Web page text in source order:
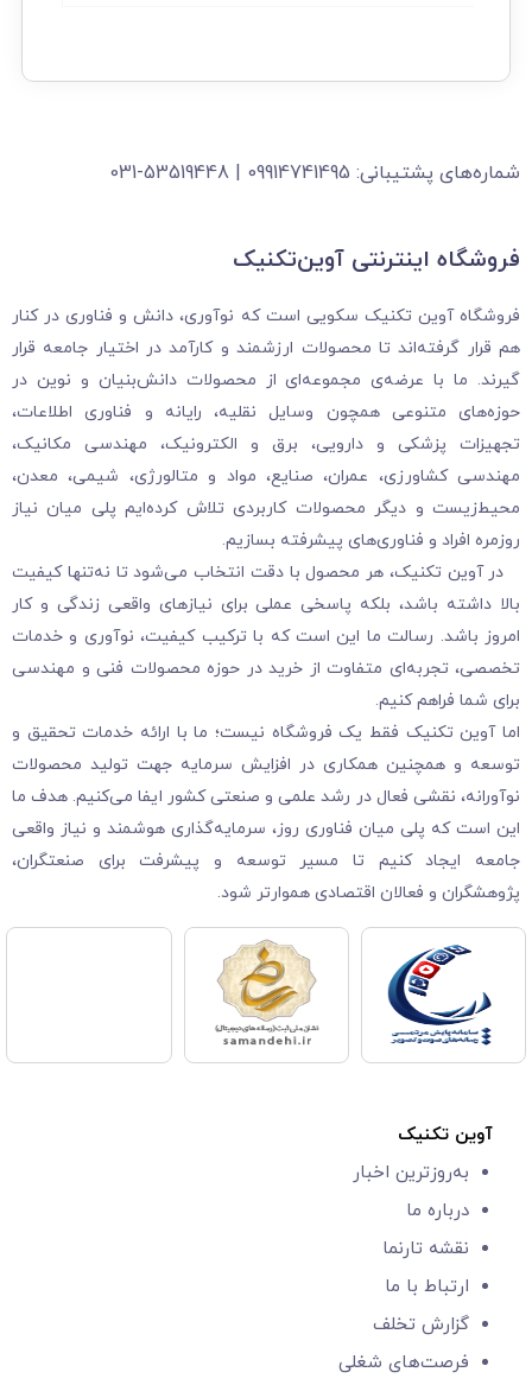
شماره‌های پشتیبانی: 09914741495 | 53519448-031
فروشگاه‌ اینترنتی آوین‌تکنیک
فروشگاه آوین تکنیک سکویی است که نوآوری، دانش و فناوری در کنار
هم قرار گرفته‌اند تا محصولات ارزشمند و کارآمد در اختیار جامعه قرار
گیرند. ما با عرضه‌ی مجموعه‌ای از محصولات دانش‌بنیان و نوین در
حوزه‌های متنوعی همچون وسایل نقلیه، رایانه و فناوری اطلاعات،
تجهیزات پزشکی و دارویی، برق و الکترونیک، مهندسی مکانیک،
مهندسی کشاورزی، عمران، صنایع، مواد و متالورژی، شیمی، معدن،
محیط‌زیست و دیگر محصولات کاربردی تلاش کرده‌ایم پلی میان نیاز
روزمره افراد و فناوری‌های پیشرفته بسازیم.
در آوین تکنیک، هر محصول با دقت انتخاب می‌شود تا نه‌تنها کیفیت
بالا داشته باشد، بلکه پاسخی عملی برای نیازهای واقعی زندگی و کار
امروز باشد. رسالت ما این است که با ترکیب کیفیت، نوآوری و خدمات
تخصصی، تجربه‌ای متفاوت از خرید در حوزه محصولات فنی و مهندسی
برای شما فراهم کنیم.
اما آوین تکنیک فقط یک فروشگاه نیست؛ ما با ارائه خدمات تحقیق و
توسعه و همچنین همکاری در افزایش سرمایه جهت تولید محصولات
نوآورانه، نقشی فعال در رشد علمی و صنعتی کشور ایفا می‌کنیم. هدف ما
این است که پلی میان فناوری روز، سرمایه‌گذاری هوشمند و نیاز واقعی
جامعه ایجاد کنیم تا مسیر توسعه و پیشرفت برای صنعتگران،
پژوهشگران و فعالان اقتصادی هموارتر شود.
آوین تکنیک
به‌روزترین اخبار
درباره ما
نقشه تارنما
ارتباط با ما
گزارش‌ تخلف
فرصت‌های شغلی